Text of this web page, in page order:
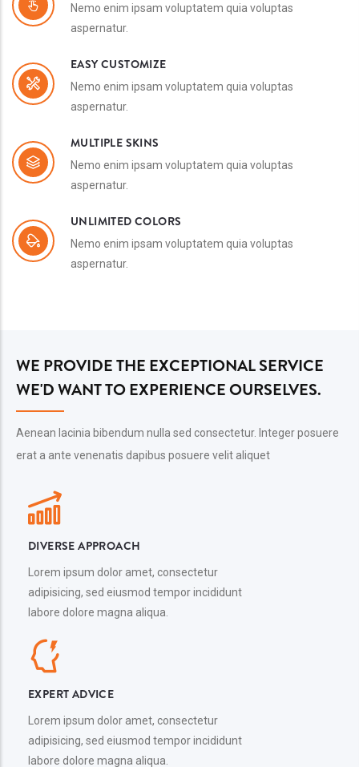
Nemo enim ipsam voluptatem quia voluptas
aspernatur.
EASY CUSTOMIZE
Nemo enim ipsam voluptatem quia voluptas
aspernatur.
MULTIPLE SKINS
Nemo enim ipsam voluptatem quia voluptas
aspernatur.
UNLIMITED COLORS
Nemo enim ipsam voluptatem quia voluptas
aspernatur.
WE PROVIDE THE EXCEPTIONAL SERVICE
WE'D WANT TO EXPERIENCE OURSELVES.
Aenean lacinia bibendum nulla sed consectetur. Integer posuere
erat a ante venenatis dapibus posuere velit aliquet
DIVERSE APPROACH
Lorem ipsum dolor amet, consectetur
adipisicing, sed eiusmod tempor incididunt
labore dolore magna aliqua.
EXPERT ADVICE
Lorem ipsum dolor amet, consectetur
adipisicing, sed eiusmod tempor incididunt
labore dolore magna aliqua.